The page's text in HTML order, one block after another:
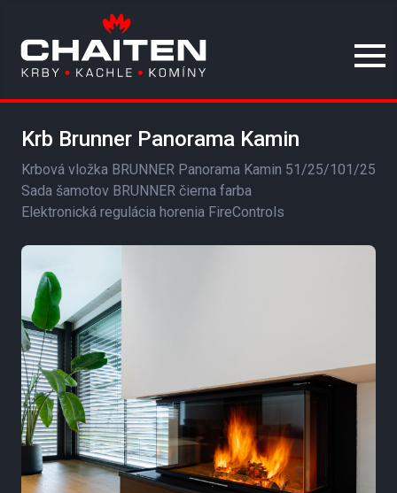
Krb Brunner Panorama Kamin
Krbová vložka BRUNNER Panorama Kamin 51/25/101/25
Sada šamotov BRUNNER čierna farba
Elektronická regulácia horenia FireControls